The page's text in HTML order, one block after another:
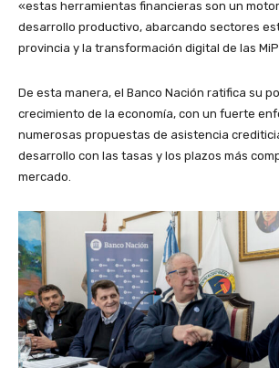
«estas herramientas financieras son un
desarrollo productivo, abarcando sectores
provincia y la transformación digital de las
De esta manera, el Banco Nación ratifica su
crecimiento de la economía, con un fuerte
numerosas propuestas de asistencia
desarrollo con las tasas y los plazos más
mercado.